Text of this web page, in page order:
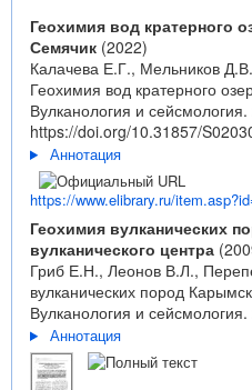
Геохимия вод кратерного
Семячик (2022)
Калачева Е.Г., Мельников
Геохимия вод кратерного
Вулканология и
https://doi.org/10.31857/
Аннотация
https://www.elibrary.ru/
Геохимия вулканических
вулканического центра
Гриб Е.Н., Леонов В.Л.,
вулканических пород
Вулканология и
Аннотация